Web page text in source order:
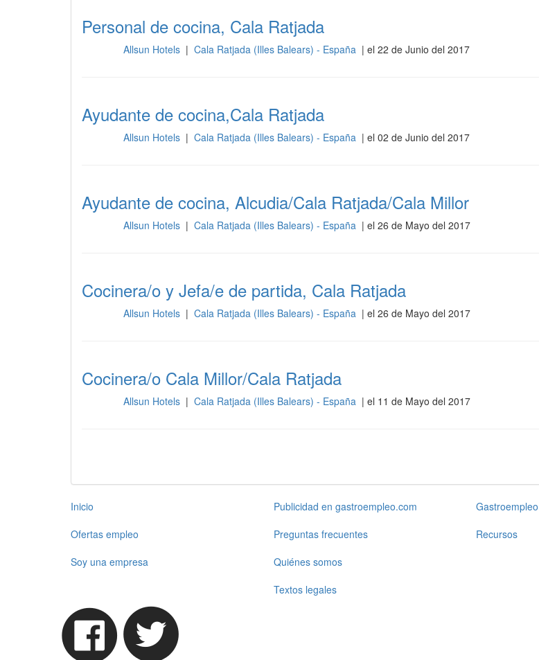
Personal de cocina, Cala Ratjada
Allsun Hotels | Cala Ratjada (Illes Balears) - España | el 22 de Junio del 2017
Ayudante de cocina,Cala Ratjada
Allsun Hotels | Cala Ratjada (Illes Balears) - España | el 02 de Junio del 2017
Ayudante de cocina, Alcudia/Cala Ratjada/Cala Millor
Allsun Hotels | Cala Ratjada (Illes Balears) - España | el 26 de Mayo del 2017
Cocinera/o y Jefa/e de partida, Cala Ratjada
Allsun Hotels | Cala Ratjada (Illes Balears) - España | el 26 de Mayo del 2017
Cocinera/o Cala Millor/Cala Ratjada
Allsun Hotels | Cala Ratjada (Illes Balears) - España | el 11 de Mayo del 2017
Inicio
Ofertas empleo
Soy una empresa
Publicidad en gastroempleo.com
Preguntas frecuentes
Quiénes somos
Textos legales
Gastroempleo
Recursos